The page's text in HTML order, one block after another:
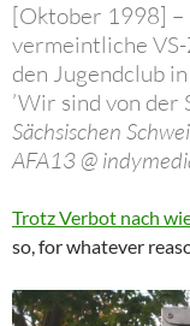
[Oktober 1998] –
vermeintliche
den Jugendclub
’Wir sind von der
Sächsischen
AFA13 @
Trotz Verbot nach
so, for whatever